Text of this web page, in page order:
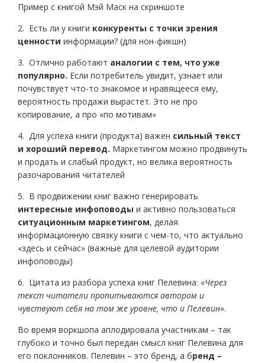
Пример с книгой Мэй Маск на скриншоте
2. Есть ли у книги конкуренты с точки зрения
ценности информации? (для нон-фикшн)
3. Отлично работают аналогии с тем, что уже
популярно. Если потребитель увидит, узнает или
почувствует что-то знакомое и нравящееся ему,
вероятность продажи вырастет. Это не про
копирование, а про «по мотивам»
4. Для успеха книги (продукта) важен сильный текст
и хороший перевод. Маркетингом можно продвинуть
и продать и слабый продукт, но велика вероятность
разочарования читателей
5. В продвижении книг важно генерировать
интересные инфоповоды и активно пользоваться
ситуационным маркетингом, делая
информационную связку книги с чем-то, что актуально
«здесь и сейчас» (важные для целевой аудитории
инфоповоды)
6. Цитата из разбора успеха книг Пелевина: «Через
текст читатели пропитываются автором и
чувствуют себя на том же уровне, что и Пелевин».
Во время воркшопа аплодировала участникам – так
глубоко и точно был передан смысл книг Пелевина для
его поклонников. Пелевин – это бренд, а бренд –